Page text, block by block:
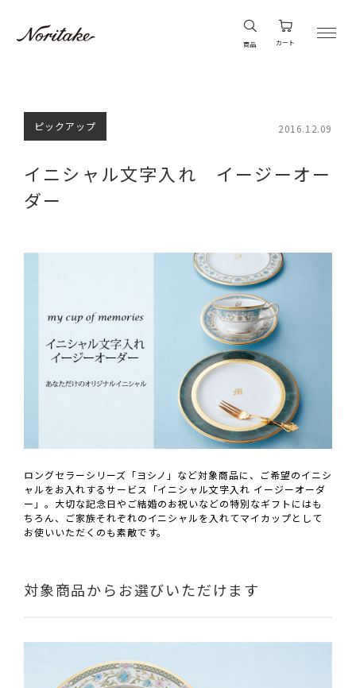
商品 カート
ピックアップ 2016.12.09
イニシャル文字入れ イージーオー
ダー
ロングセラーシリーズ「ヨシノ」など対象商品に、ご希望のイニシ
ャルをお入れするサービス「イニシャル文字入れ イージーオーダ
ー」。大切な記念日やご結婚のお祝いなどの特別なギフトにはも
ちろん、ご家族それぞれのイニシャルを入れてマイカップとして
お使いいただくのも素敵です。
対象商品からお選びいただけます